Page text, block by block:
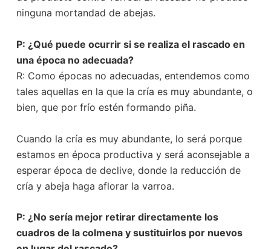
ninguna mortandad de abejas.
P: ¿Qué puede ocurrir si se realiza el rascado en
una época no adecuada?
R: Como épocas no adecuadas, entendemos como
tales aquellas en la que la cría es muy abundante, o
bien, que por frío estén formando piña.
Cuando la cría es muy abundante, lo será porque
estamos en época productiva y será aconsejable a
esperar época de declive, donde la reducción de
cría y abeja haga aflorar la varroa.
P: ¿No sería mejor retirar directamente los
cuadros de la colmena y sustituirlos por nuevos